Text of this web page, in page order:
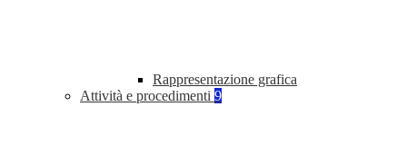
Rappresentazione grafica
Attività e procedimenti 9